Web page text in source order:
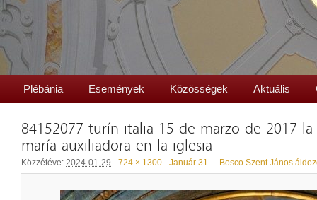
Plébánia Események Közösségek Aktuális
84152077-turín-italia-15-de-marzo-de-2017-
maría-auxiliadora-en-la-iglesia
Közzétéve: 2024-01-29 - 724 × 1300 - Január 31. – Bosco Szent János